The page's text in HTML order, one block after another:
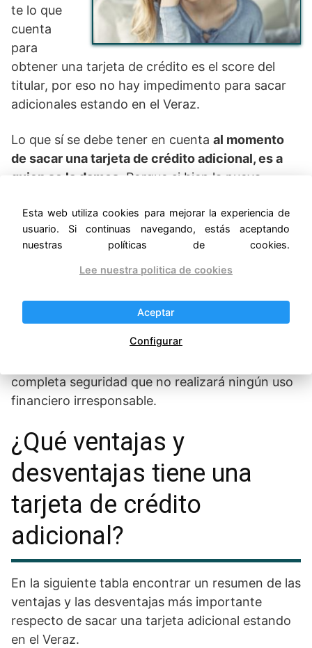
te lo que
cuenta
para
obtener una tarjeta de crédito es el score del
titular, por eso no hay impedimento para sacar
adicionales estando en el Veraz.
Lo que sí se debe tener en cuenta al momento
de sacar una tarjeta de crédito adicional, es a
quien se la damos.
Porque si bien la nueva
en cuestión,el responsable de pagar la deuda
por la línea de crédito total utilizada será el
titular de la cuenta.
producto financiero
se entregue únicamente a
una persona cercana y extremamente
Puede ser desde un familiar a un
completa seguridad que no realizará ningún uso
financiero irresponsable.
¿Qué ventajas y
desventajas tiene una
tarjeta de crédito
adicional?
En la siguiente tabla encontrar un resumen de las
ventajas y las desventajas más importante
respecto de sacar una tarjeta adicional estando
en el Veraz.
Esta web utiliza cookies para mejorar la experiencia de
usuario. Si continuas navegando, estás aceptando
nuestras políticas de cookies.
Lee nuestra politica de cookies
Aceptar
Configurar